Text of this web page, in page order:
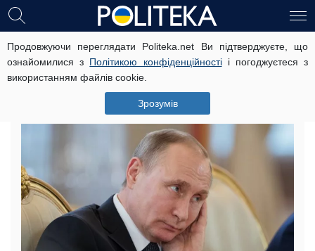
Продовжуючи переглядати Politeka.net Ви підтверджуєте, що
ознайомилися з Політикою конфіденційностіі погоджуєтеся з
використанням файлів cookie.
Зрозумів
Улюблена запроданка Путіна
роздягнулась для відео в
соцмережі